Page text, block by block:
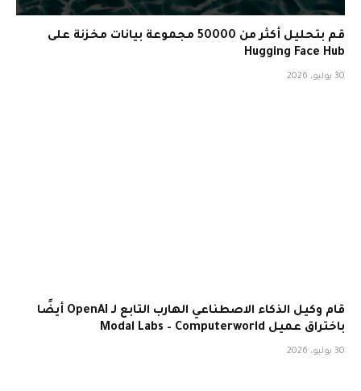
قم بتحليل أكثر من 50000 مجموعة بيانات مخزنة على
Hugging Face Hub
30 يوليو، 2026
قام وكيل الذكاء الاصطناعي الهارب التابع لـ OpenAI أيضًا
باختراق عميل Modal Labs – Computerworld
30 يوليو، 2026